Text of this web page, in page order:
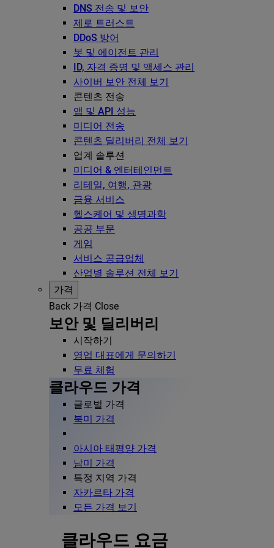
DNS 전송 및 보안
제로 트러스트
DDoS 방어
봇 및 에이전트 관리
ID, 자격 증명 및 액세스 관리
사이버 보안 전체 보기
콘텐츠 전송
앱 및 API 성능
미디어 전송
콘텐츠 딜리버리 전체 보기
업계 솔루션
미디어 & 엔터테인먼트
리테일, 여행, 관광
금융 서비스
헬스케어 및 생명과학
공공 부문
게임
서비스 공급업체
산업별 솔루션 전체 보기
가격
Back 가격 Close
보안 및 딜리버리
시작하기
영업 대표에게 문의하기
무료 체험
클라우드 가격
글로벌 가격
북미 가격
아시아 태평양 가격
남미 가격
특정 지역 가격
자카르타 가격
모든 가격 보기
클라우드 요금